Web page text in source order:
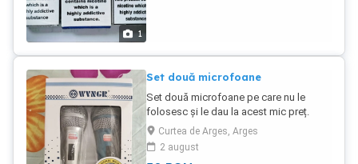
1
Set două microfoane
Set două microfoane pe care nu le
folosesc și le dau la acest mic preț.
Sant perfecte pentru orice utilizator care
dorește calitate și performanță. Cu
aceste microfoane, vei putea înregistra
Curtea de Arges, Arges
2 august